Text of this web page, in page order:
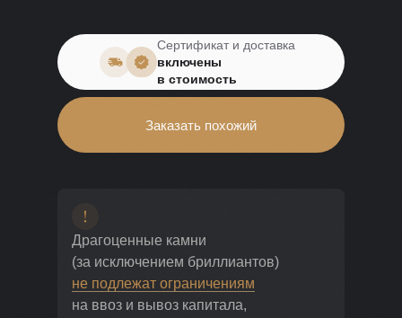
Заказать похожий
Сертификат и доставка
включены
в стоимость
Драгоценные камни
(за исключением бриллиантов)
не подлежат ограничениям
на ввоз и вывоз капитала,